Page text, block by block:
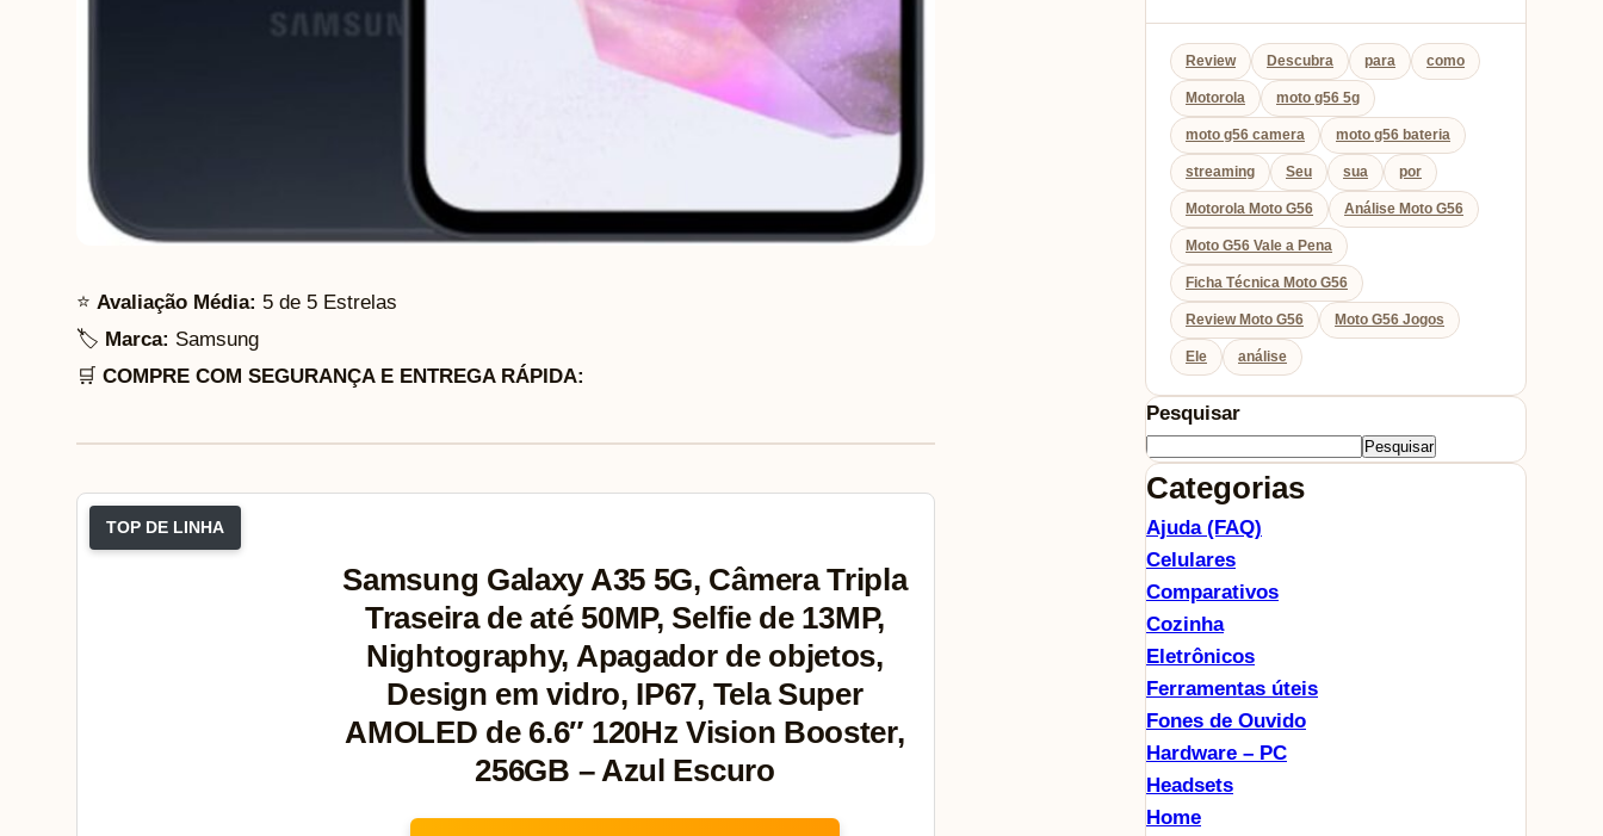
⭐ Avaliação Média: 5 de 5 Estrelas
🏷️ Marca: Samsung
🛒 COMPRE COM SEGURANÇA E ENTREGA RÁPIDA:
TOP DE LINHA
Samsung Galaxy A35 5G, Câmera Tripla
Traseira de até 50MP, Selfie de 13MP,
Nightography, Apagador de objetos,
Design em vidro, IP67, Tela Super
AMOLED de 6.6″ 120Hz Vision Booster,
256GB – Azul Escuro
Review Descubra para como
Motorola moto g56 5g
moto g56 camera moto g56 bateria
streaming Seu sua por
Motorola Moto G56 Análise Moto G56
Moto G56 Vale a Pena
Ficha Técnica Moto G56
Review Moto G56 Moto G56 Jogos
Ele análise
Pesquisar
Pesquisar
Categorias
Ajuda (FAQ)
Celulares
Comparativos
Cozinha
Eletrônicos
Ferramentas úteis
Fones de Ouvido
Hardware – PC
Headsets
Home